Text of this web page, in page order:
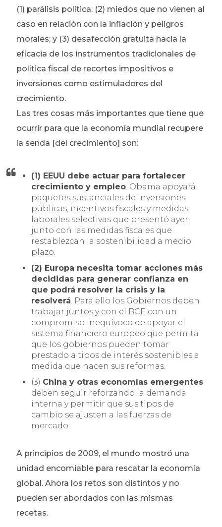
(1) parálisis política; (2) miedos que no vienen al
caso en relación con la inflación y peligros
morales; y (3) desafección gratuita hacia la
eficacia de los instrumentos tradicionales de
política fiscal de recortes impositivos e
inversiones como estimuladores del
crecimiento.
Las tres cosas más importantes que tiene que
ocurrir para que la economía mundial recupere
la senda [del crecimiento] son:
(1) EEUU debe actuar para fortalecer
crecimiento y empleo. Obama apoyará
paquetes sustanciales de inversiones
públicas, incentivos fiscales y medidas
laborales selectivas que presentó ayer,
junto con las medidas fiscales que
restablezcan la sostenibilidad a medio
plazo.
(2) Europa necesita tomar acciones más
decididas para generar confianza en
que podrá resolver la crisis y la
resolverá. Para ello los Gobiernos deben
trabajar juntos y con el BCE con un
compromiso inequívoco de apoyar el
sistema financiero europeo que permita
que los gobiernos pueden tomar
prestado a tipos de interés sostenibles a
medida que hacen sus reformas.
(3) China y otras economías emergentes
deben seguir reforzando la demanda
interna y permitir que sus tipos de
cambio se ajusten a las fuerzas de
mercado.
A principios de 2009, el mundo mostró una
unidad encomiable para rescatar la economía
global. Ahora los retos son distintos y no
pueden ser abordados con las mismas
recetas.